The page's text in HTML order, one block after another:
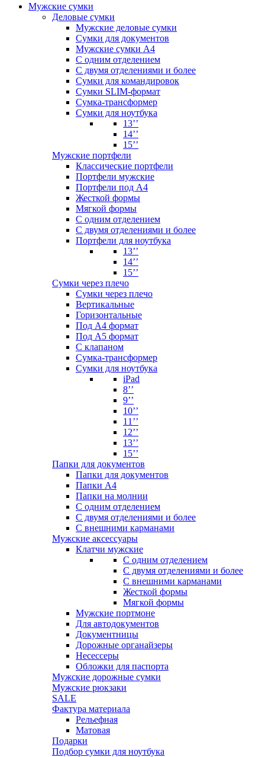
Мужские сумки
Деловые сумки
Мужские деловые сумки
Сумки для документов
Мужские сумки А4
С одним отделением
С двумя отделениями и более
Сумки для командировок
Сумки SLIM-формат
Сумка-трансформер
Сумки для ноутбука
13’’
14’’
15’’
Мужские портфели
Классические портфели
Портфели мужские
Портфели под А4
Жесткой формы
Мягкой формы
С одним отделением
С двумя отделениями и более
Портфели для ноутбука
13’’
14’’
15’’
Сумки через плечо
Сумки через плечо
Вертикальные
Горизонтальные
Под А4 формат
Под А5 формат
С клапаном
Сумка-трансформер
Сумки для ноутбука
iPad
8’’
9’’
10’’
11’’
12’’
13’’
15’’
Папки для документов
Папки для документов
Папки А4
Папки на молнии
С одним отделением
С двумя отделениями и более
С внешними карманами
Мужские аксессуары
Клатчи мужские
С одним отделением
С двумя отделениями и более
С внешними карманами
Жесткой формы
Мягкой формы
Мужские портмоне
Для автодокументов
Документницы
Дорожные органайзеры
Несессеры
Обложки для паспорта
Мужские дорожные сумки
Мужские рюкзаки
SALE
Фактура материала
Рельефная
Матовая
Подарки
Подбор сумки для ноутбука